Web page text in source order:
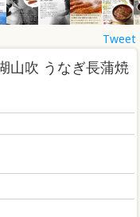
Tweet
山吹 うなぎ長蒲焼